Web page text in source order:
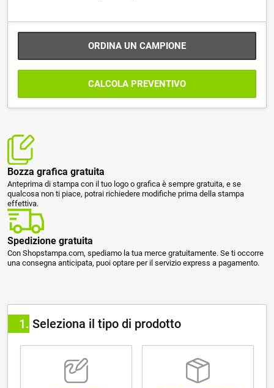
ORDINA UN CAMPIONE
CALCOLA PREVENTIVO
Bozza grafica gratuita
Anteprima di stampa con il tuo logo o grafica è sempre gratuita, e se
qualcosa non ti piace, potrai richiedere modifiche prima della stampa
effettiva.
Spedizione gratuita
Con Shopstampa.com, spediamo la tua merce gratuitamente. Se ti occorre
una consegna anticipata, puoi optare per il servizio express a pagamento.
1 Seleziona il tipo di prodotto